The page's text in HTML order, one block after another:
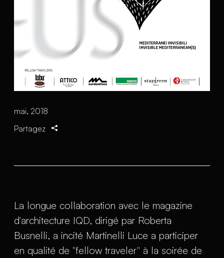
mai, 2018
Partagez
La longue collaboration avec le magazine
d'architecture IQD, dirigé par Roberta
Busnelli, a incité Martinelli Luce a participer
en qualité de "fellow traveler" à la soirée de